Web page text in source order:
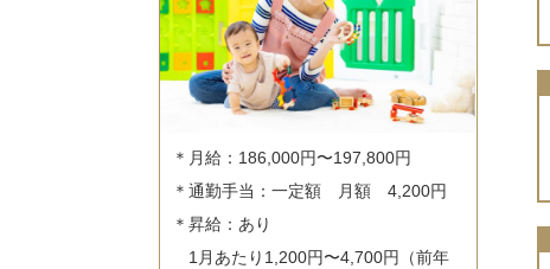
＊月給：186,000円〜197,800円
＊通勤手当：一定額　月額　4,200円
＊昇給：あり
1月あたり1,200円〜4,700円（前年